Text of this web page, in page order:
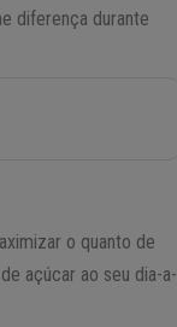
diferença durante
o quanto de
açúcar ao seu dia-a-